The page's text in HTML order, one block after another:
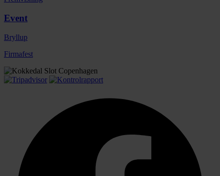
Event
Bryllup
Firmafest